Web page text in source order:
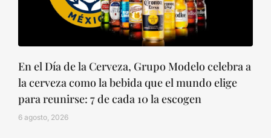
En el Día de la Cerveza, Grupo Modelo celebra a
la cerveza como la bebida que el mundo elige
para reunirse: 7 de cada 10 la escogen
6 agosto, 2026